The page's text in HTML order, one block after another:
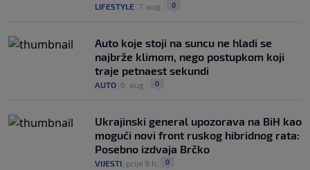
LIFESTYLE 7. aug. 0
Auto koje stoji na suncu ne hladi se
najbrže klimom, nego postupkom koji
traje petnaest sekundi
AUTO 6. aug. 0
Ukrajinski general upozorava na BiH kao
mogući novi front ruskog hibridnog rata:
Posebno izdvaja Brčko
VIJESTI prije 9 h 0